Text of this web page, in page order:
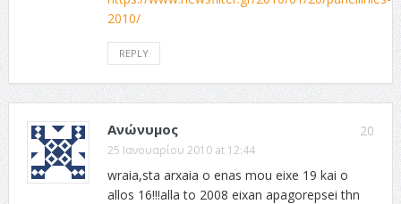
2010/
REPLY
20
Ανώνυμος
25 Ιανουαρίου 2010 at 12:44
wraia,sta arxaia o enas mou eixe 19 kai o
allos 16!!!alla to 2008 eixan apagorepsei thn